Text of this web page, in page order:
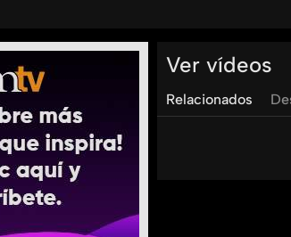
Ver vídeos
Relacionados